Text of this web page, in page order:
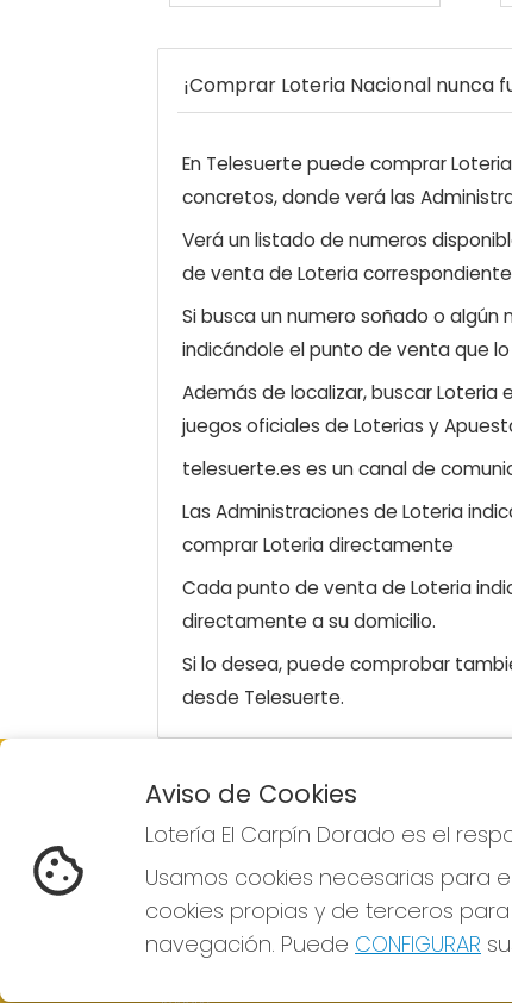
¡Comprar Loteria Nacional nunca
En Telesuerte puede comprar
concretos, donde verá las
Verá un listado de numeros
de venta de Loteria
Si busca un numero soñado o
indicándole el punto de venta que
Además de localizar, buscar Loteria
juegos oficiales de Loterias y
telesuerte.es es un canal de
Las Administraciones de Loteria
comprar Loteria directamente
Cada punto de venta de Loteria
directamente a su domicilio.
Si lo desea, puede comprobar
desde Telesuerte.
LOTERÍA EL CARPÍN DORADO
¿Quiénes somos?
Resultados
Contacto
Empresas
Peñas
Aviso de Cookies
Lotería El Carpín Dorado es el
Usamos cookies necesarias para
cookies propias y de terceros
navegación. Puede CONFIGURAR